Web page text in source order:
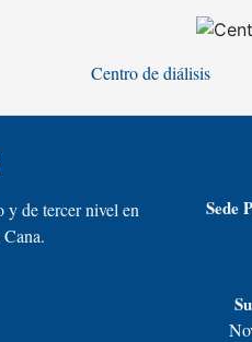
Centro de diálisis
de tercer nivel en
Sede